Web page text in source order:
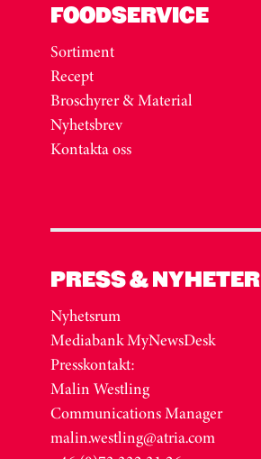
FOODSERVICE
Sortiment
Recept
Broschyrer & Material
Nyhetsbrev
Kontakta oss
PRESS & NYHETER
Nyhetsrum
Mediabank MyNewsDesk
Presskontakt:
Malin Westling
Communications Manager
malin.westling@atria.com